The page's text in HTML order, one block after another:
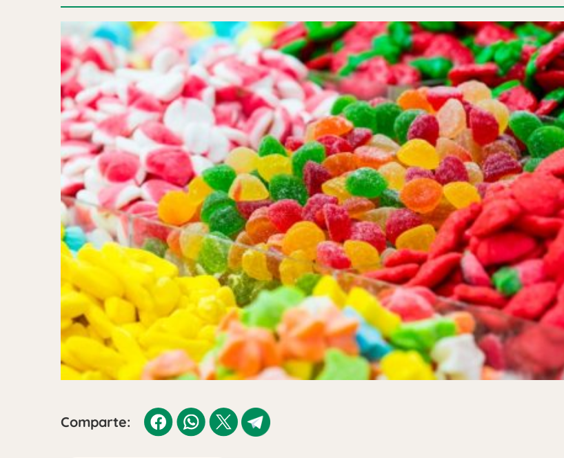
Comparte: